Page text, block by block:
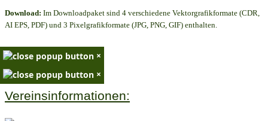
Download: Im Downloadpaket sind 4 verschiedene Vektorgrafikformate (CDR,
AI EPS, PDF) und 3 Pixelgrafikformate (JPG, PNG, GIF) enthalten.
×
×
Vereinsinformationen: